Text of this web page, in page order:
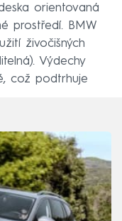
orientovaná
prostředí. BMW
živočišných
Výdechy
což podtrhuje